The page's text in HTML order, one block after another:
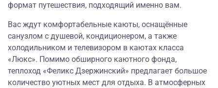
формат путешествия, подходящий именно вам.
Вас ждут комфортабельные каюты, оснащённые
санузлом с душевой, кондиционером, а также
холодильником и телевизором в каютах класса
«Люкс». Помимо обширного каютного фонда,
теплоход «Феликс Дзержинский» предлагает большое
количество уютных мест для отдыха. В атмосферных